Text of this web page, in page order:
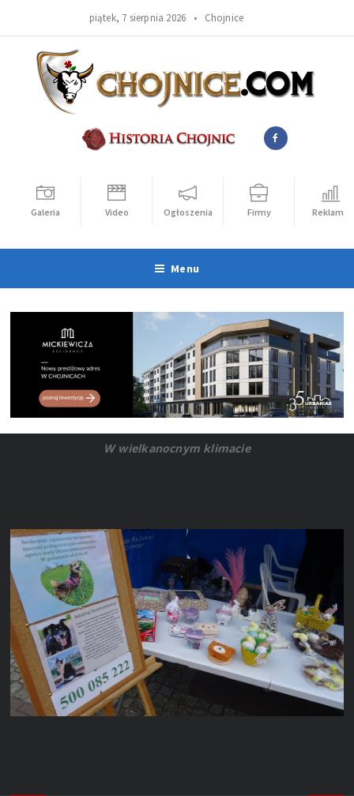
piątek, 7 sierpnia 2026 • Chojnice
Galeria Video Ogłoszenia Firmy Reklama
Menu
W wielkanocnym klimacie